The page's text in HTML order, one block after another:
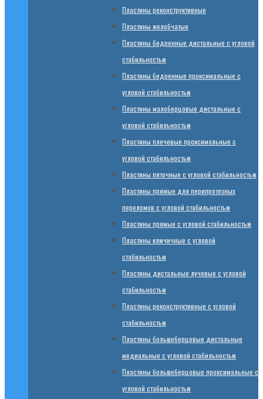
Пластины реконструктивные
Пластины желобчатые
Пластины бедренные дистальные с угловой
стабильностью
Пластины бедренные проксимальные с
угловой стабильностью
Пластины малоберцовые дистальные с
угловой стабильностью
Пластины плечевые проксимальные с
угловой стабильностью
Пластины пяточные с угловой стабильностью
Пластины прямые для перипротезных
переломов с угловой стабильностью
Пластины прямые с угловой стабильностью
Пластины ключичные с угловой
стабильностью
Пластины дистальные лучевые с угловой
стабильностью
Пластины реконструктивные с угловой
стабильностью
Пластины большеберцовые дистальные
медиальные с угловой стабильностью
Пластины большеберцовые проксимальные с
угловой стабильностью